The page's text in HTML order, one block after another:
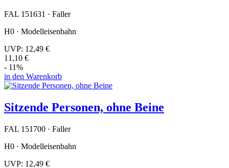
FAL 151631 · Faller
H0 · Modelleisenbahn
UVP: 12,49 €
11,10 €
- 11%
in den Warenkorb
Sitzende Personen, ohne Beine
FAL 151700 · Faller
H0 · Modelleisenbahn
UVP: 12,49 €